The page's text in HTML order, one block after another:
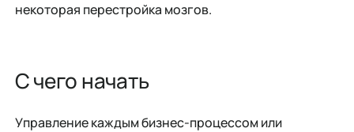
некоторая перестройка мозгов.
С чего начать
Управление каждым бизнес-процессом или